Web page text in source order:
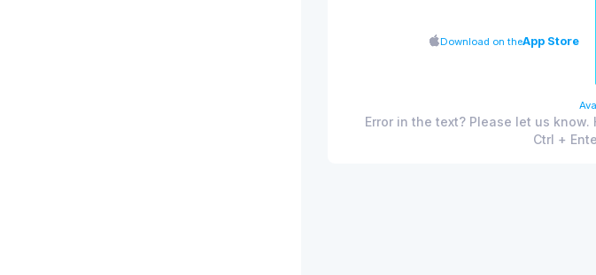
Download on theApp Store
Error in the text? Please let us
Ctrl +